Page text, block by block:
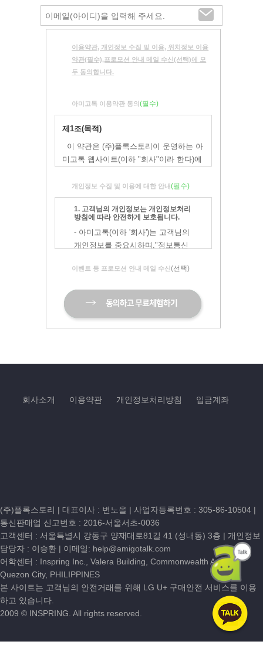
아미고톡 회
원가입
이용약관, 개인정보 수집 및 이용, 위치정보 이용
약관(필수),프로모션 안내 메일 수신(선택)에 모
두 동의합니다.
아미고톡 이용약관 동의(필수)
제1조(목적)
이 약관은 (주)플록스토리이 운영하는 아
미고톡 웹사이트(이하 "회사"이라 한다)에
다)를 이용함에 있어 "회사"와 이용자의
권리·의무 및 책임사항, 기타 필요한 사항
을 규정함을 목적으로 합니다.
대해서도 그 성질에 반하지 않는 한 이 약
관을 준용합니다」
① "회사"란 (주)플록스토리가 재화 또는
서비스를 이용자에게 제공하기 위하여 컴
운영하는 사업자의 의미로도 사용합니다.
는 회원 및 비회원을 말합니다.
는 자를 말합니다.
⑤ "아이디(ID)"라 함은 "회원"의 식별과
"서비스" 이용을 위하여 "회원"이 정하고
"회사"가 승인하는 문자와 숫자의 조합을
의미합니다.
⑦ "적립금"라 함은 회원의 서비스 이용
에 대한 대가로서 회사가 적립시켜 주는
⑧ "포인트"라 함은 회원의 서비스 이용
개인정보 수집 및 이용에 대한 안내(필수)
1. 고객님의 개인정보는 개인정보처리
방침에 따라 안전하게 보호됩니다.
- 아미고톡(이하 '회사')는 고객님의
개인정보를 중요시하며,"정보통신
법률을 준수하고 있습니다.
여 고객님께서 제공하시는 개인정
보가 어떠한 용도와 방식으로 이용
- 회사는 개인정보처리방침을 개정
다.
츠 제공 , 물품배송 또는 청구지 등
ο 회원제 서비스 이용에 따른 본인
확인, 개인식별, 불량회원의 부정
만 아동 개인정보 수집 시 법정 대
이벤트 등 프로모션 안내 메일 수신(선택)
회사소개 이용약관 개인정보처리방침 입금계좌
(주)플록스토리 | 대표이사 : 변노을 | 사업자등록번호 : 305-86-10504 |
통신판매업 신고번호 : 2016-서울서초-0036
고객센터 : 서울특별시 강동구 양재대로81길 41 (성내동) 3층 | 개인정보
담당자 : 이승환 | 이메일: help@amigotalk.com
어학센터 : Inspring Inc., Valera Building, Commonwealth Avenue
Quezon City, PHILIPPINES
본 사이트는 고객님의 안전거래를 위해 LG U+ 구매안전 서비스를 이용
하고 있습니다.
2009 © INSPRING. All rights reserved.